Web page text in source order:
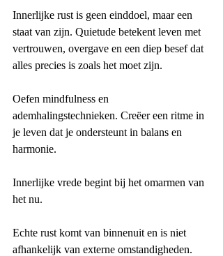
Innerlijke rust is geen einddoel, maar een
staat van zijn. Quietude betekent leven met
vertrouwen, overgave en een diep besef dat
alles precies is zoals het moet zijn.
Oefen mindfulness en
ademhalingstechnieken. Creëer een ritme in
je leven dat je ondersteunt in balans en
harmonie.
Innerlijke vrede begint bij het omarmen van
het nu.
Echte rust komt van binnenuit en is niet
afhankelijk van externe omstandigheden.